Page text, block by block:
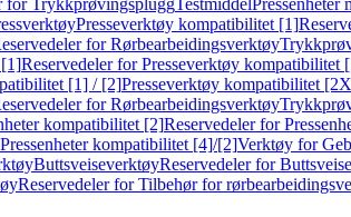
for TrykkprøvingspluggTestmiddelPressenheter
Presseverktøy kompatibilitet [1]
for Rørbearbeidingsverktøy
[1]Reservedeler for Presseverktøy kompatibilitet
[1] / [2]Presseverktøy kompatibilitet
for Rørbearbeidingsverktøy
kompatibilitet [2]Reservedeler for
kompatibilitet [4]/[2]Verktøy for
ButtsveiseverktøyReservedeler for
Reservedeler for Tilbehør for